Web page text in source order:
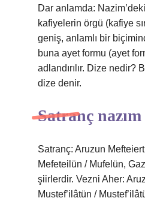
Dar anlamda:
kafiyelerin örgü (kafiye
geniş, anlamlı bir
buna ayet formu (ayet
adlandırılır. Dize nedir?
dize denir.
Satranç
Satranç: Aruzun
Mefeteilün / Mufelün,
şiirlerdir. Vezni Aher:
Mustef’ilâtün /